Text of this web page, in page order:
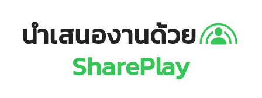
นำเสนองานด้วย
SharePlay